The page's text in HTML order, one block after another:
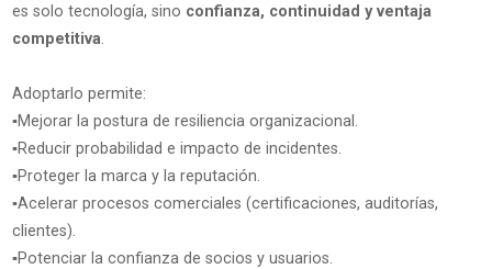
es solo tecnología, sino confianza, continuidad y ventaja
competitiva.
Adoptarlo permite:
▪️Mejorar la postura de resiliencia organizacional.
▪️Reducir probabilidad e impacto de incidentes.
▪️Proteger la marca y la reputación.
▪️Acelerar procesos comerciales (certificaciones, auditorías,
clientes).
▪️Potenciar la confianza de socios y usuarios.